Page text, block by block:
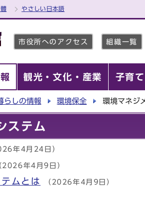
やさしい日本語
市役所へのアクセス 組織一覧
観光・文化・産業 子育
らしの情報 環境保全 環境マネジ
ステム
年4月24日）
2026年4月9日）
ムとは （2026年4月9日）